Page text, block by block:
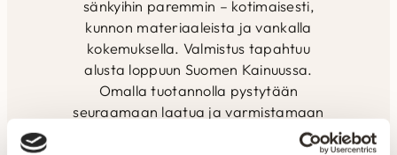
sänkyihin paremmin – kotimaisesti,
kunnon materiaaleista ja vankalla
kokemuksella. Valmistus tapahtuu
alusta loppuun Suomen Kainuussa.
Omalla tuotannolla pystytään
seuraamaan laatua ja varmistamaan
tuotteiden kestävyys. Henkilökunnan